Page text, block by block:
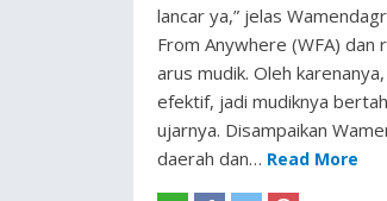
lancar ya,” jelas
From Anywhere (WFA) dan
arus mudik. Oleh
efektif, jadi mudiknya
ujarnya. Disampaikan
daerah dan… Read More